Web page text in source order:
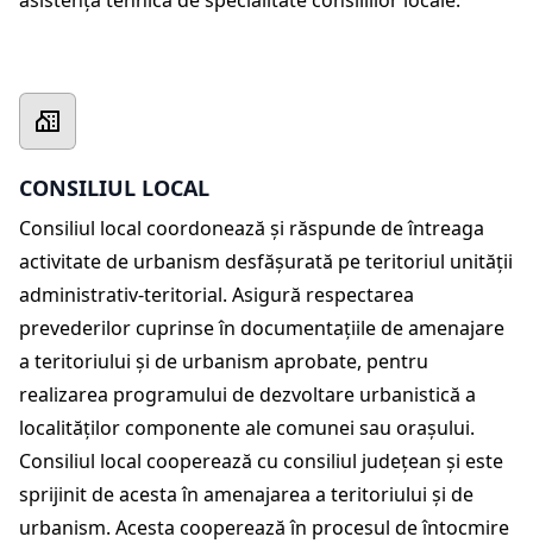
CONSILIUL LOCAL
Consiliul local coordonează şi răspunde de întreaga
activitate de urbanism desfăşurată pe teritoriul unităţii
administrativ-teritorial. Asigură respectarea
prevederilor cuprinse în documentaţiile de amenajare
a teritoriului şi de urbanism aprobate, pentru
realizarea programului de dezvoltare urbanistică a
localităţilor componente ale comunei sau oraşului.
Consiliul local cooperează cu consiliul judeţean şi este
sprijinit de acesta în amenajarea a teritoriului şi de
urbanism. Acesta cooperează în procesul de întocmire